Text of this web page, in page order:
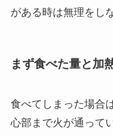
がある時は無理をし
まず食べた量と加
食べてしまった場合
心部まで火が通って